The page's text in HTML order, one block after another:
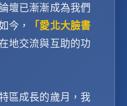
壇已漸漸成為我們
今，
「愛北大臉書
地交流與互助的功
區成長的歲月，我